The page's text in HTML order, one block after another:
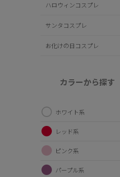
ハロウィンコスプレ
サンタコスプレ
お化けの日コスプレ
カラーから探す
ホワイト系
レッド系
ピンク系
パープル系